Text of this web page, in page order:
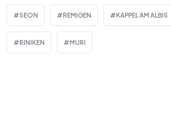
SEON REMIGEN KAPPEL AM ALBIS
RINIKEN MURI